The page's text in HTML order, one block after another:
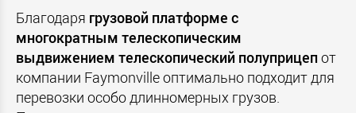
Благодаря грузовой платформе с
многократным телескопическим
выдвижением телескопический полуприцеп от
компании Faymonville оптимально подходит для
перевозки особо длинномерных грузов.